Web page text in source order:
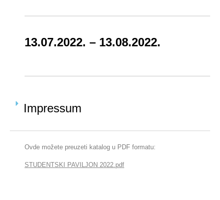
13.07.2022. – 13.08.2022.
Impressum
Ovde možete preuzeti katalog u PDF formatu:
STUDENTSKI PAVILJON 2022.pdf